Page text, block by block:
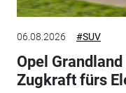
06.08.2026 #SUV
Opel
Zugkraft fürs